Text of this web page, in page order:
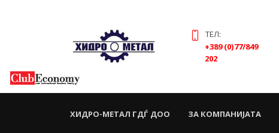
ТЕЛ:
+389 (0)77/849
202
ХИДРО-МЕТАЛ ГДЃ ДОО (CURRENT)
ЗА КОМПАНИЈАТА